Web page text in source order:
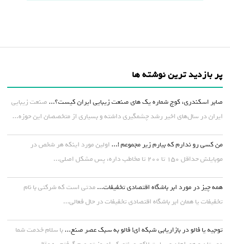
پر بازدید ترین نوشته ها
صابر اسکندری، کوچ شماره یک های صنعت زیبایی ایران کیست؟... صنعت زیبایی
ایران در سال‌های اخیر رشد چشمگیری داشته و بسیاری از متخصصان این حوزه...
من کسی رو ندارم که بیارم زیر مجموعم !... اولین مورد اینکه هر شخص در
موبایلش حداقل ۱۵۰ تا ۲۰۰ تا مخاطب داره، پس مشکل اصلی...
همه چیز در مورد ابر باشگاه اقتصادی تخفیفات... مدتی است که شرکتی با نام
تخفیفات یا همان ابر باشگاه اقتصادی تخفیفات در حال فعالی...
توجیه یا فالو در بازاریابی شبکه ای! فالو به سبک عصر صنع... با سلام خدمت شما